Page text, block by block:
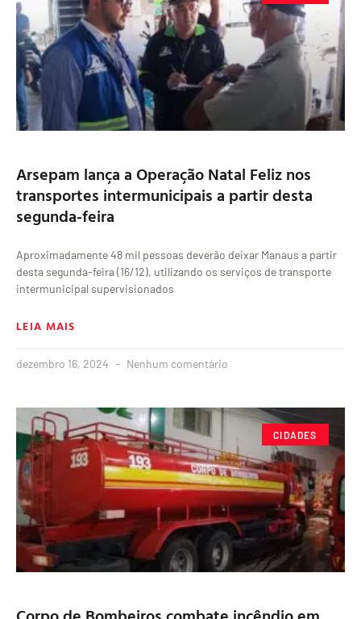
Arsepam lança a Operação Natal Feliz nos
transportes intermunicipais a partir desta
segunda-feira
Aproximadamente 48 mil pessoas deverão deixar Manaus a partir
desta segunda-feira (16/12), utilizando os serviços de transporte
intermunicipal supervisionados
LEIA MAIS
dezembro 16, 2024 Nenhum comentário
CIDADES